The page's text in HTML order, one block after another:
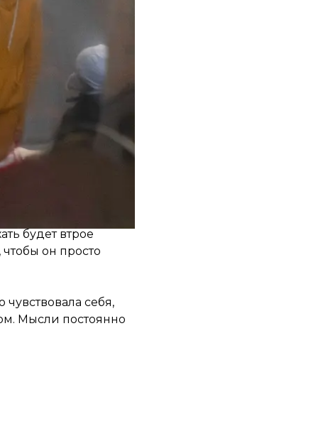
тому же начала
себя готовить,
сыну
будет втрое
он просто
себя,
Мысли постоянно